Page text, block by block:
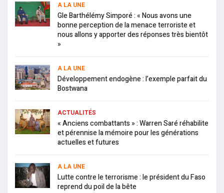
A LA UNE
Gle Barthélémy Simporé : « Nous avons une
bonne perception de la menace terroriste et
nous allons y apporter des réponses très bientôt
»
A LA UNE
Développement endogène : l’exemple parfait du
Bostwana
ACTUALITÉS
« Anciens combattants » : Warren Saré réhabilite
et pérennise la mémoire pour les générations
actuelles et futures
A LA UNE
Lutte contre le terrorisme : le président du Faso
reprend du poil de la bête